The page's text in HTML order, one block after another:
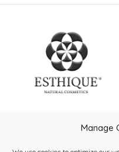
Manage